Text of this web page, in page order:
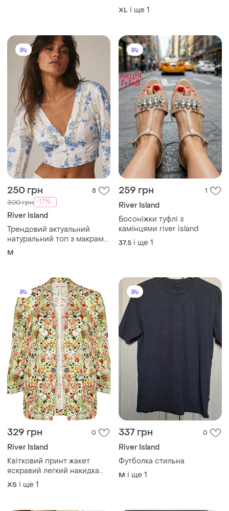
XL і ще 1
250 грн 8
300 грн -17%
River Island
Трендовий актуальний
натуральний топ з макраме
river island uk 10 m 38🔥🔥🔥
M
259 грн 1
River Island
Босоніжки туфлі з
камінцями river island
37.5 і ще 1
329 грн 0
River Island
Квітковий принт жакет
яскравий легкий накидка
кофтинка цветочный жакет
накидка в цветочек летняя.
ХS і ще 1
337 грн 0
River Island
Футболка стильна
M і ще 1